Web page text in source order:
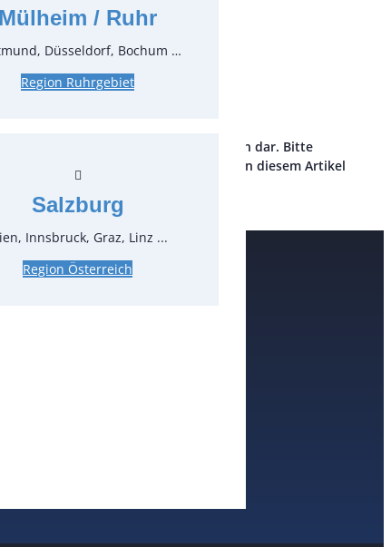
1Stück
inkl. MwSt.
Preis stellt lediglich eine Information dar. Bitte
sich direkt an uns, wenn Sie Interesse an diesem Artikel
Mülheim / Ruhr
Düsseldorf, Bochum …
Region Ruhrgebiet
Salzburg
Innsbruck, Graz, Linz ...
Region Österreich